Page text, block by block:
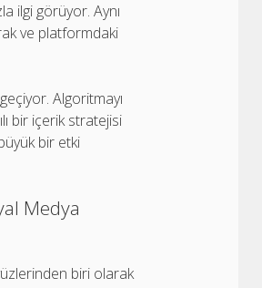
ilgi görüyor. Aynı
ve platformdaki
Algoritmayı
bir içerik stratejisi
bir etki
Medya
biri olarak